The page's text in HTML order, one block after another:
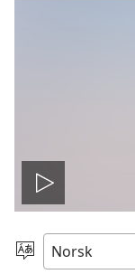
Spill
video
Velg